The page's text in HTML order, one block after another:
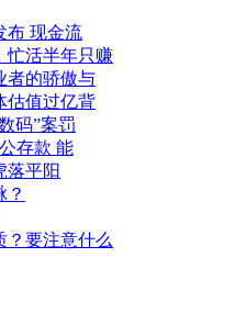
布 现金流
忙活半年只赚
者的骄傲与
估值过亿背
码”案罚
存款 能
落平阳
？
？要注意什么